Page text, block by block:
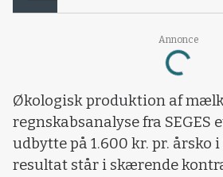
Annonce
Loading...
Økologisk produktion af
regnskabsanalyse fra
udbytte på 1.600 kr. pr. årsko
resultat står i skærende